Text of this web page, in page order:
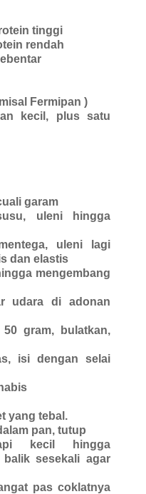
tinggi
rendah
Fermipan )
kecil, plus satu
garam
uleni hingga
uleni lagi
dan elastis
mengembang
udara di adonan
gram, bulatkan,
isi dengan selai
yang tebal.
pan, tutup
kecil hingga
sesekali agar
pas coklatnya